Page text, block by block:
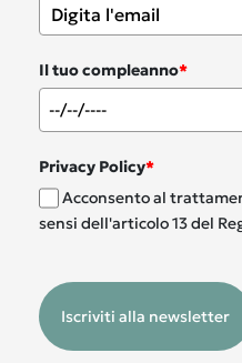
Il tuo compleanno*
Privacy Policy*
Acconsento al
sensi dell'articolo 13 del
Iscriviti alla newsletter